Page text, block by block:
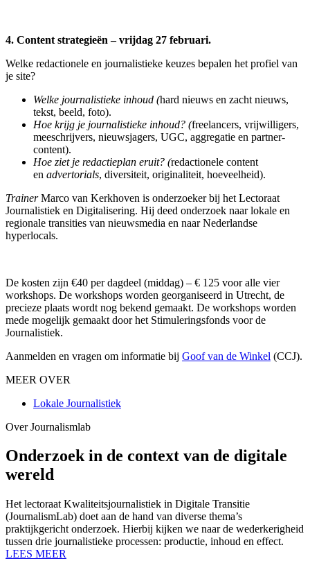
4. Content strategieën – vrijdag 27 februari.
Welke redactionele en journalistieke keuzes bepalen het profiel van
je site?
Welke journalistieke inhoud (hard nieuws en zacht nieuws,
tekst, beeld, foto).
Hoe krijg je journalistieke inhoud? (freelancers, vrijwilligers,
meeschrijvers, nieuwsjagers, UGC, aggregatie en partner-
content).
Hoe ziet je redactieplan eruit? (redactionele content
en advertorials, diversiteit, originaliteit, hoeveelheid).
TrainerMarco van Kerkhoven is onderzoeker bij het Lectoraat
Journalistiek en Digitalisering. Hij deed onderzoek naar lokale en
regionale transities van nieuwsmedia en naar Nederlandse
hyperlocals.
De kosten zijn €40 per dagdeel (middag) – € 125 voor alle vier
workshops. De workshops worden georganiseerd in Utrecht, de
precieze plaats wordt nog bekend gemaakt. De workshops worden
mede mogelijk gemaakt door het Stimuleringsfonds voor de
Journalistiek.
Aanmelden en vragen om informatie bij Goof van de Winkel (CCJ).
MEER OVER
Lokale Journalistiek
Over Journalismlab
Onderzoek in de context van de digitale
wereld
Het lectoraat Kwaliteitsjournalistiek in Digitale Transitie
(JournalismLab) doet aan de hand van diverse thema’s
praktijkgericht onderzoek. Hierbij kijken we naar de wederkerigheid
tussen drie journalistieke processen: productie, inhoud en effect.
LEES MEER